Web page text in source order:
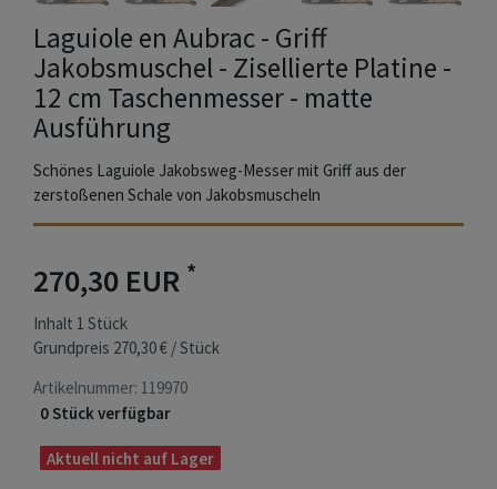
Laguiole en Aubrac - Griff
Jakobsmuschel - Zisellierte Platine -
12 cm Taschenmesser - matte
Ausführung
Schönes Laguiole Jakobsweg-Messer mit Griff aus der
zerstoßenen Schale von Jakobsmuscheln
270,30 EUR *
Inhalt 1 Stück
Grundpreis 270,30 € / Stück
Artikelnummer: 119970
0 Stück verfügbar
Aktuell nicht auf Lager